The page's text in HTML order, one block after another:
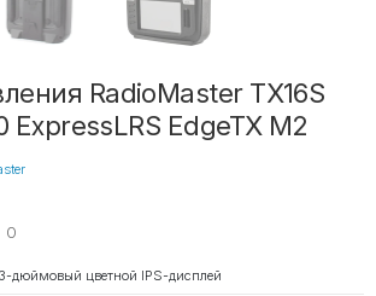
RadioMaster TX16S
ExpressLRS EdgeTX M2
0
дюймовый цветной IPS-дисплей